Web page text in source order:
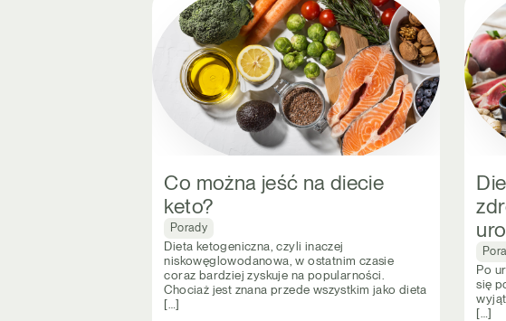
Co można jeść na diecie
keto?
Porady
Dieta ketogeniczna, czyli inaczej
niskowęglowodanowa, w ostatnim czasie
coraz bardziej zyskuje na popularności.
Chociaż jest znana przede wszystkim jako dieta
[…]
Po
się
[…]